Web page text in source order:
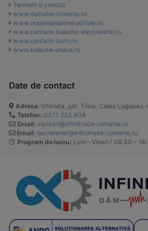
Termeni si conditii
www.danube-romania.ro
www.masinispalatindustriale.ro
www.cantare-balante-electronice.ro
www.cantare-kern.ro
www.balante-ohaus.ro
Date de contact
Adresa: Ghiroda, jud. Timis, Calea Lugojului,
Telefon: 0371 232 404
Email: vanzari@infinitrade-romania.ro
Email: secretariat@infinitrade-romania.ro
Program de lucru: Luni – Vineri / 08:30 –